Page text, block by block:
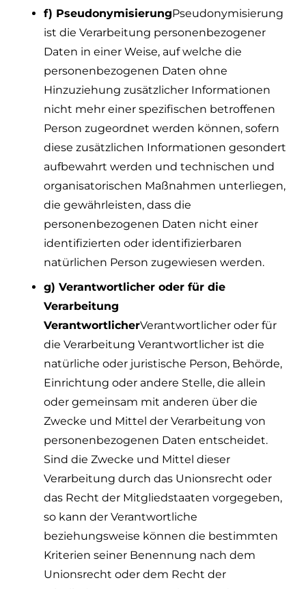
f) PseudonymisierungPseudonymisierung
ist die Verarbeitung personenbezogener
Daten in einer Weise, auf welche die
personenbezogenen Daten ohne
Hinzuziehung zusätzlicher Informationen
nicht mehr einer spezifischen betroffenen
Person zugeordnet werden können, sofern
diese zusätzlichen Informationen gesondert
aufbewahrt werden und technischen und
organisatorischen Maßnahmen unterliegen,
die gewährleisten, dass die
personenbezogenen Daten nicht einer
identifizierten oder identifizierbaren
natürlichen Person zugewiesen werden.
g) Verantwortlicher oder für die
Verarbeitung
VerantwortlicherVerantwortlicher oder für
die Verarbeitung Verantwortlicher ist die
natürliche oder juristische Person, Behörde,
Einrichtung oder andere Stelle, die allein
oder gemeinsam mit anderen über die
Zwecke und Mittel der Verarbeitung von
personenbezogenen Daten entscheidet.
Sind die Zwecke und Mittel dieser
Verarbeitung durch das Unionsrecht oder
das Recht der Mitgliedstaaten vorgegeben,
so kann der Verantwortliche
beziehungsweise können die bestimmten
Kriterien seiner Benennung nach dem
Unionsrecht oder dem Recht der